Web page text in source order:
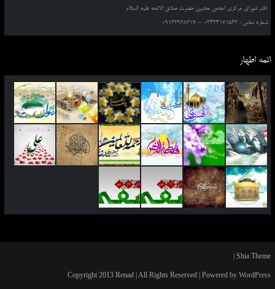
دفتر شورای مرکزی انجمن محبین حضرت صادق الائمه علیه السلام
شماره تماس : 03434171563 – 09133928317
ائمه اطهار
Shia Theme
|
Copyright 2013 Renad | All Rights Reserved | Powered by WordPress